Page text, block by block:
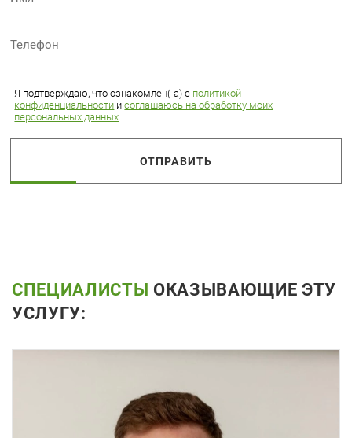
Я подтверждаю, что ознакомлен(-а) с политикой
конфиденциальности исоглашаюсь на обработку моих
персональных данных.
ОТПРАВИТЬ
СПЕЦИАЛИСТЫ ОКАЗЫВАЮЩИЕ ЭТУ
УСЛУГУ: